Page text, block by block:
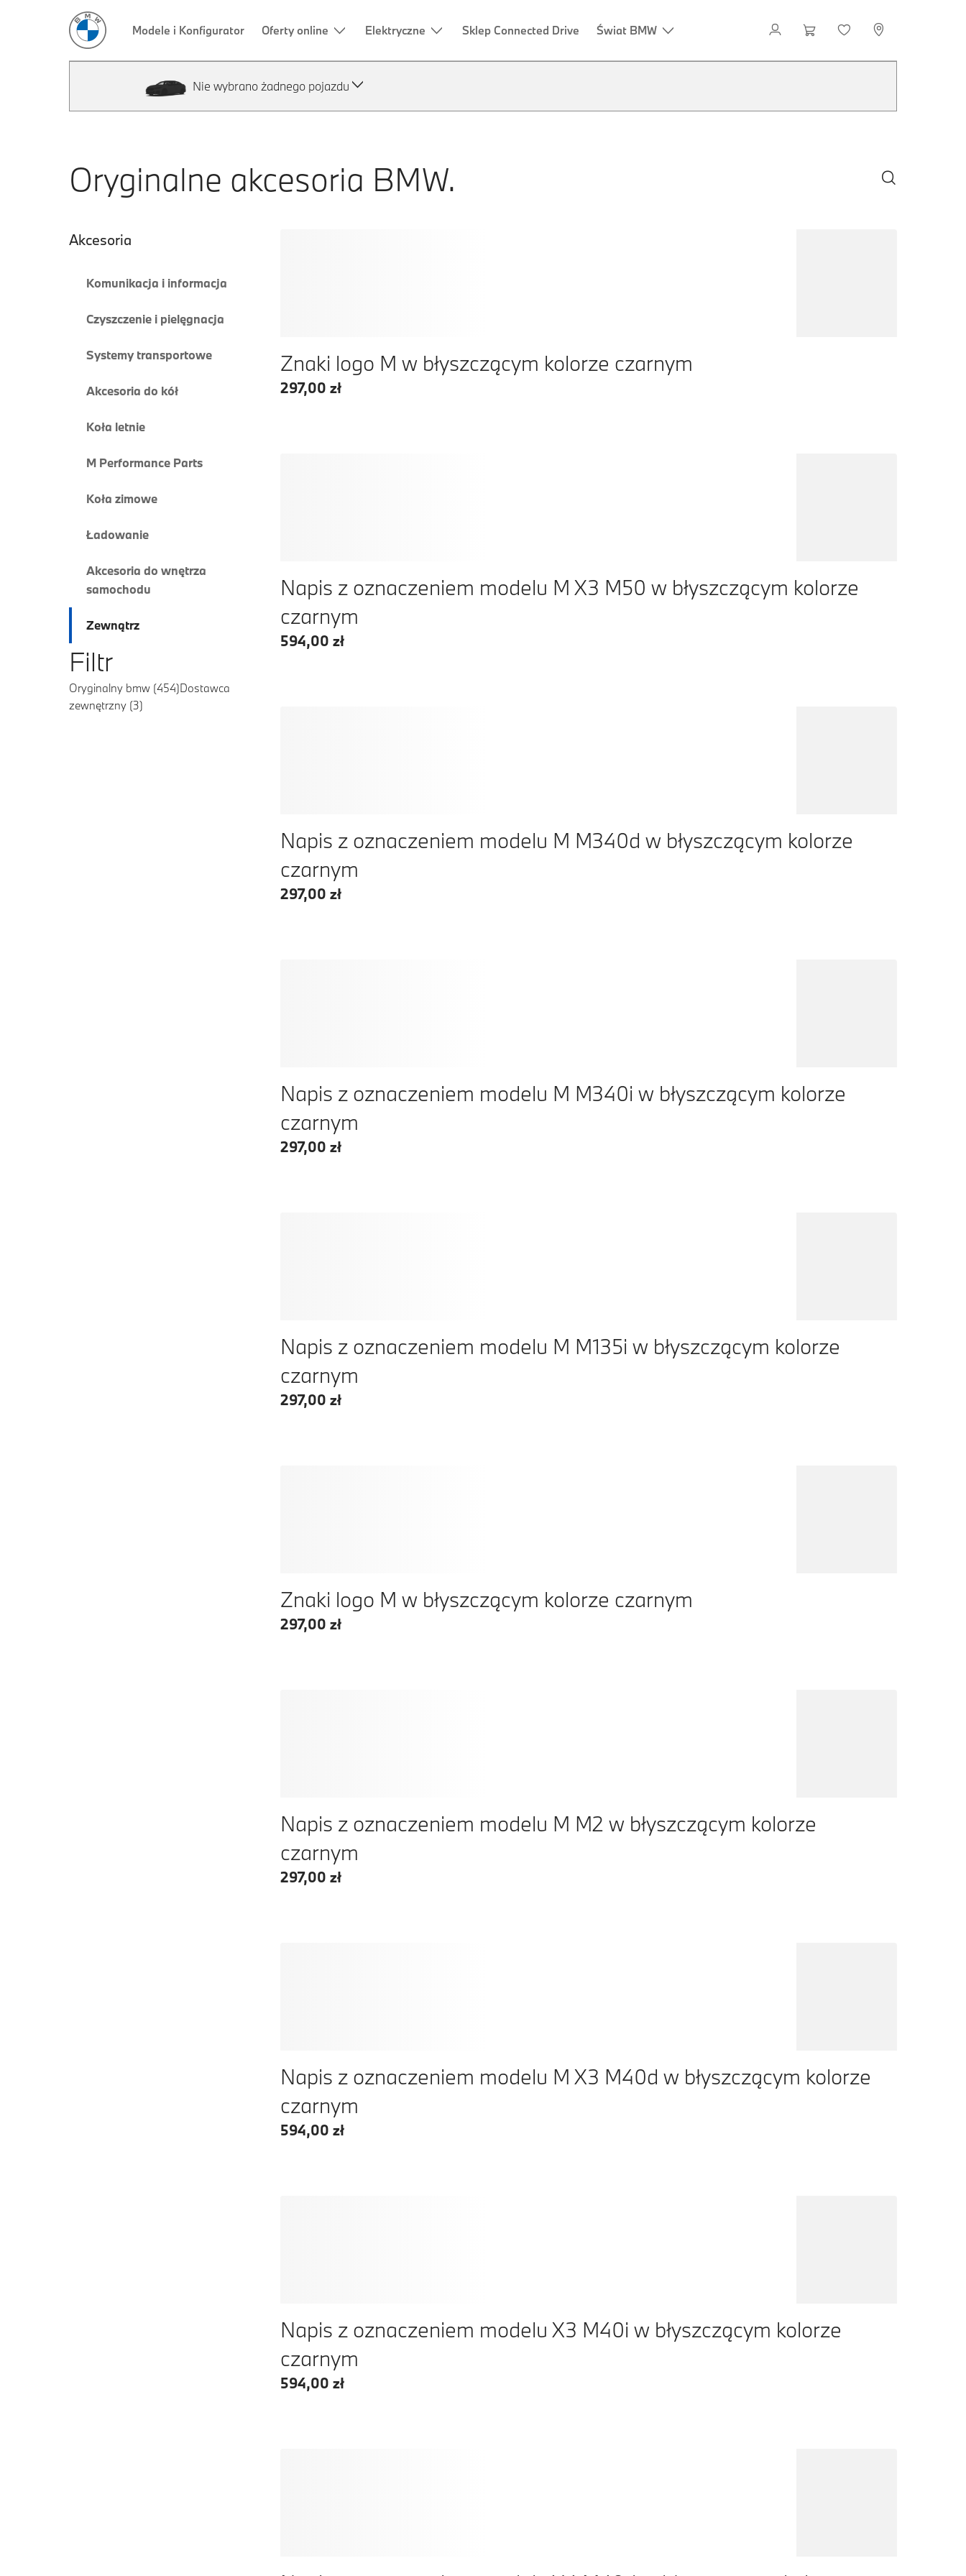
Nie wybrano żadnego pojazdu
Oryginalne akcesoria BMW.
Nawigacja dodatkowa
Akcesoria
Komunikacja i informacja
Czyszczenie i pielęgnacja
Systemy transportowe
Akcesoria do kół
Koła letnie
M Performance Parts
Koła zimowe
Ładowanie
Akcesoria do wnętrza
samochodu
Zewnątrz
Filtr
Oryginalny bmw (454)Dostawca
zewnętrzny (3)
Znaki logo M w błyszczącym kolorze czarnym
297,00 zł
Napis z oznaczeniem modelu M X3 M50 w błyszczącym kolorze
czarnym
594,00 zł
Napis z oznaczeniem modelu M M340d w błyszczącym kolorze
czarnym
297,00 zł
Napis z oznaczeniem modelu M M340i w błyszczącym kolorze
czarnym
297,00 zł
Napis z oznaczeniem modelu M M135i w błyszczącym kolorze
czarnym
297,00 zł
Znaki logo M w błyszczącym kolorze czarnym
297,00 zł
Napis z oznaczeniem modelu M M2 w błyszczącym kolorze
czarnym
297,00 zł
Napis z oznaczeniem modelu M X3 M40d w błyszczącym kolorze
czarnym
594,00 zł
Napis z oznaczeniem modelu X3 M40i w błyszczącym kolorze
czarnym
594,00 zł